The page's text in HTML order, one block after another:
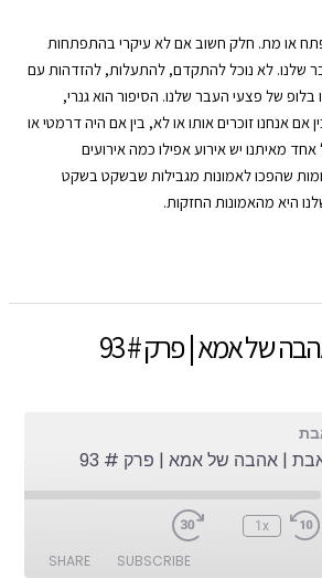
YouTube
או מת. חלק חשוב אם לא עיקרי בהתפתחות
שלנו. לא נוכל להתקדם, להתעלות, להזדהות עם
של פצעי העבר שלנו. הסיפור הוא גנרי,
אם אנחנו זוכרים אותו או לא, בין אם היה דרמטי או
מאיתנו יש אירוע אפילו כמה אירועים
שהפכו לאמונות מגבילות שבשקט בשקט
היא מהאמונות החזקות.
של אמא | פרק # 93
| אהבה של אמא | פרק # 93
1x
SUBSCRIBE
SHARE